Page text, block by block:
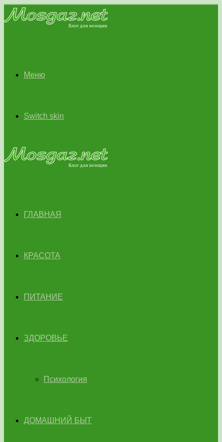
Меню
Switch skin
ГЛАВНАЯ
КРАСОТА
ПИТАНИЕ
ЗДОРОВЬЕ
Психология
ДОМАШНИЙ БЫТ